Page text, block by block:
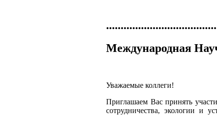
Международная
Уважаемые коллеги!
Приглашаем Вас принять
сотрудничества, экологии и